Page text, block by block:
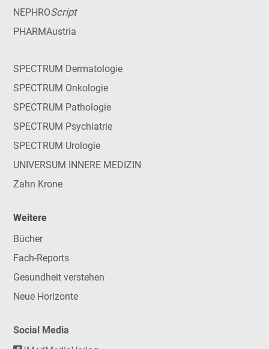
NEPHROScript
PHARMAustria
SPECTRUM Dermatologie
SPECTRUM Onkologie
SPECTRUM Pathologie
SPECTRUM Psychiatrie
SPECTRUM Urologie
UNIVERSUM INNERE MEDIZIN
Zahn Krone
Weitere
Bücher
Fach-Reports
Gesundheit verstehen
Neue Horizonte
Social Media